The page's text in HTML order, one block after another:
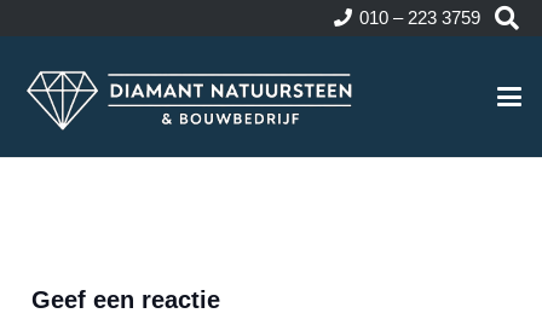
010 – 223 3759
Geef een reactie